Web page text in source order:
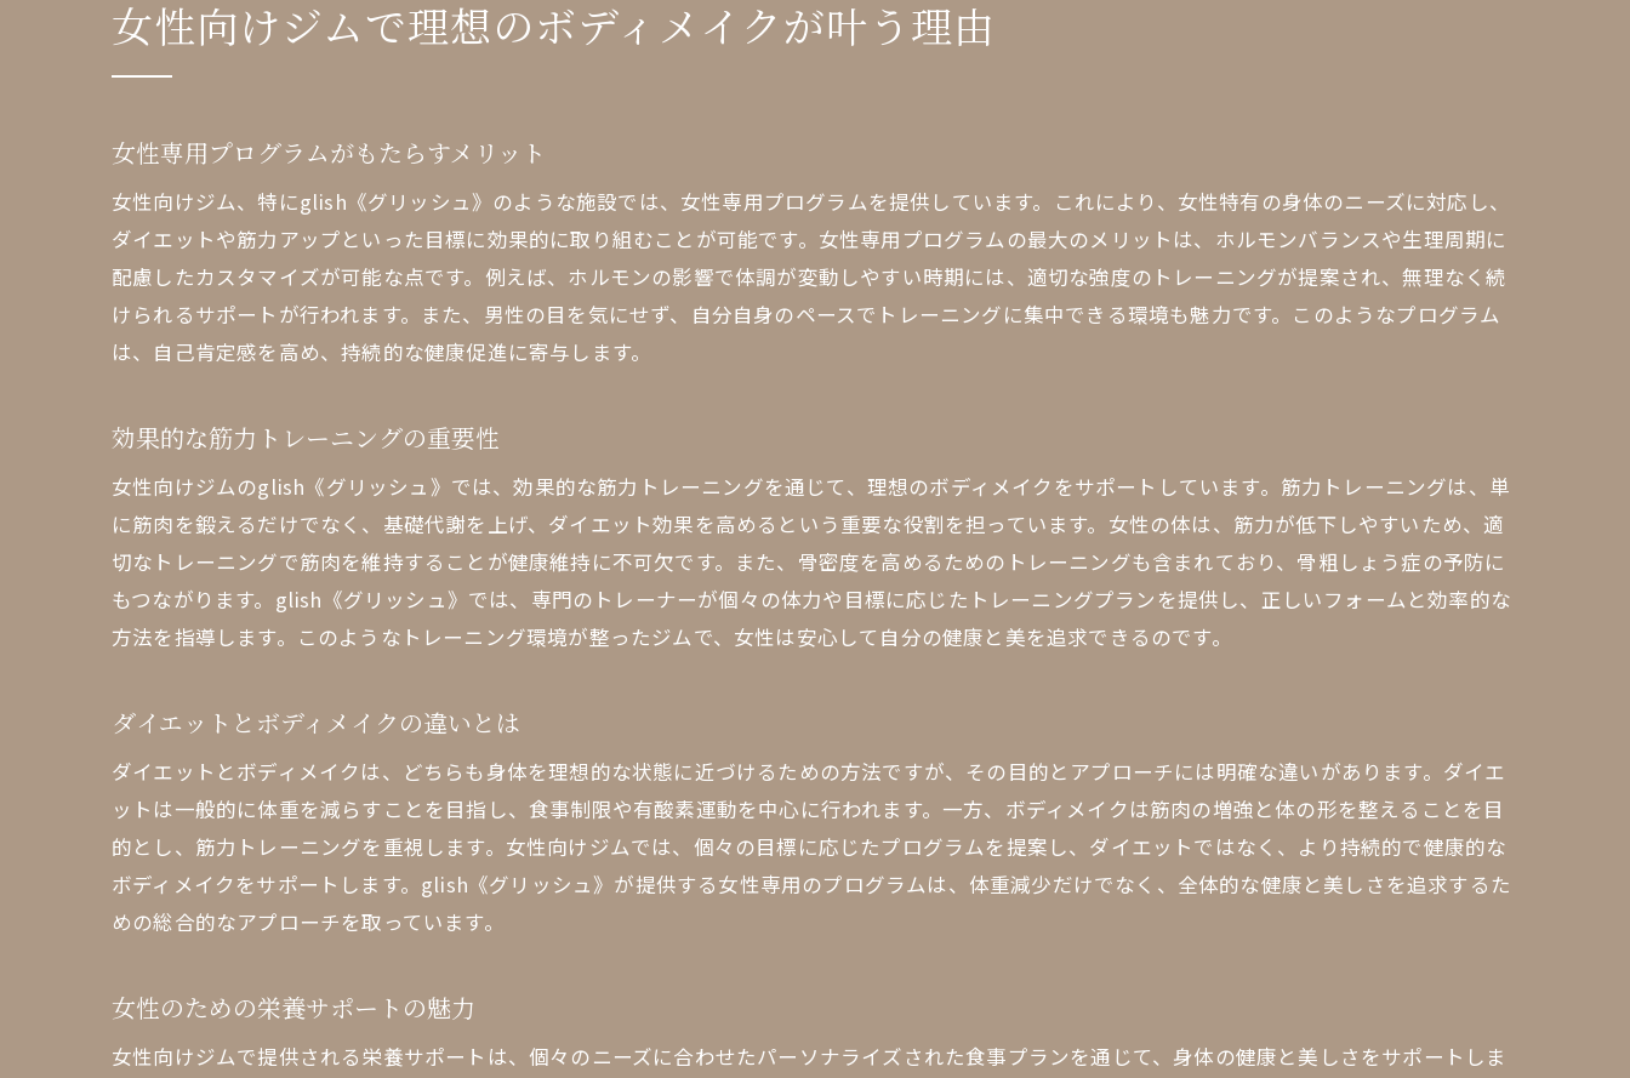
個別目標に合わせたプランの提案
骨盤矯正と姿勢改善の重要性
女性に多い腰痛・肩こり対策
ホルモンバランス調整運動
女性トレーナーによる安心の指導
個別のニーズに応じた柔軟なサポート
フィードバックを活かした成長
モチベーション維持の秘訣
トレーナーとの信頼関係の築き方
最新設備を駆使した効率的なトレーニング
快適なシャワー・更衣室の充実
アメニティーの利用でリフレッシュ
エクササイズ中の安全対策
安心して通える少人数制のクラス
女性向けジムで理想のボディメイクが叶う理由
女性専用プログラムがもたらすメリット
女性向けジム、特にglish《グリッシュ》のような施設では、女性専用プログラムを提供しています。これにより、女性特有の身体のニーズに対応し、
ダイエットや筋力アップといった目標に効果的に取り組むことが可能です。女性専用プログラムの最大のメリットは、ホルモンバランスや生理周期に
配慮したカスタマイズが可能な点です。例えば、ホルモンの影響で体調が変動しやすい時期には、適切な強度のトレーニングが提案され、無理なく続
けられるサポートが行われます。また、男性の目を気にせず、自分自身のペースでトレーニングに集中できる環境も魅力です。このようなプログラム
は、自己肯定感を高め、持続的な健康促進に寄与します。
効果的な筋力トレーニングの重要性
女性向けジムのglish《グリッシュ》では、効果的な筋力トレーニングを通じて、理想のボディメイクをサポートしています。筋力トレーニングは、単
に筋肉を鍛えるだけでなく、基礎代謝を上げ、ダイエット効果を高めるという重要な役割を担っています。女性の体は、筋力が低下しやすいため、適
切なトレーニングで筋肉を維持することが健康維持に不可欠です。また、骨密度を高めるためのトレーニングも含まれており、骨粗しょう症の予防に
もつながります。glish《グリッシュ》では、専門のトレーナーが個々の体力や目標に応じたトレーニングプランを提供し、正しいフォームと効率的な
方法を指導します。このようなトレーニング環境が整ったジムで、女性は安心して自分の健康と美を追求できるのです。
ダイエットとボディメイクの違いとは
ダイエットとボディメイクは、どちらも身体を理想的な状態に近づけるための方法ですが、その目的とアプローチには明確な違いがあります。ダイエ
ットは一般的に体重を減らすことを目指し、食事制限や有酸素運動を中心に行われます。一方、ボディメイクは筋肉の増強と体の形を整えることを目
的とし、筋力トレーニングを重視します。女性向けジムでは、個々の目標に応じたプログラムを提案し、ダイエットではなく、より持続的で健康的な
ボディメイクをサポートします。glish《グリッシュ》が提供する女性専用のプログラムは、体重減少だけでなく、全体的な健康と美しさを追求するた
めの総合的なアプローチを取っています。
女性のための栄養サポートの魅力
女性向けジムで提供される栄養サポートは、個々のニーズに合わせたパーソナライズされた食事プランを通じて、身体の健康と美しさをサポートしま